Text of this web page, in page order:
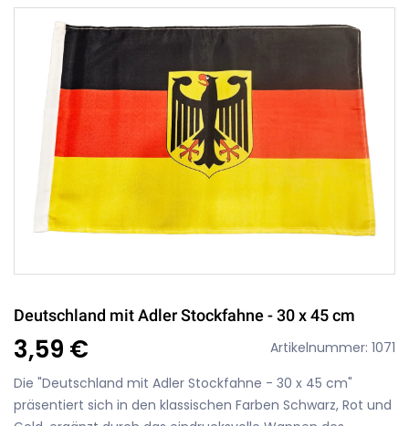
Deutschland mit Adler Stockfahne - 30 x 45 cm
3,59 €
Artikelnummer: 1071
Die "Deutschland mit Adler Stockfahne - 30 x 45 cm"
präsentiert sich in den klassischen Farben Schwarz, Rot und